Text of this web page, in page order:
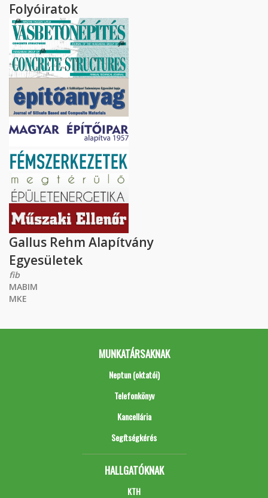
Folyóiratok
Gallus Rehm Alapítvány
Egyesületek
fib
MABIM
MKE
MUNKATÁRSAKNAK
Neptun (oktatói)
Telefonkönyv
Kancellária
Segítségkérés
HALLGATÓKNAK
KTH